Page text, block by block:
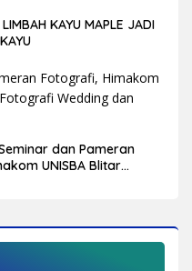
KAYU MAPLE JADI
dan Pameran
UNISBA Blitar